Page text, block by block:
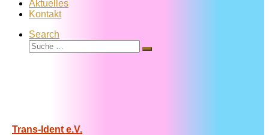
Aktuelles
Kontakt
Search
Suche
Suche
Trans-Ident e.V.